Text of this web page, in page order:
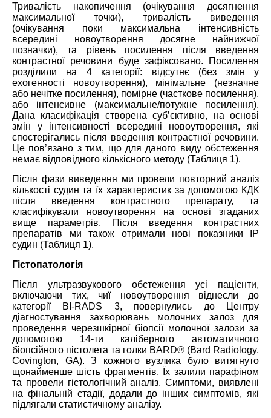
Тривалість накопичення (очікування досягнення
максимальної точки), тривалість виведення
(очікування поки максимальна інтенсивність
всередині новоутворення досягне найнижчої
позначки), та рівень посилення після введення
контрастної речовини буде зафіксовано. Посилення
розділили на 4 категорії: відсутнє (без змін у
ехогенності новоутворення), мінімальне (незначне
або нечітке посилення), помірне (часткове посилення),
або інтенсивне (максимальне/потужне посилення).
Дана класифікація створена суб’єктивно, на основі
змін у інтенсивності всередині новоутворення, які
спостерігались після введення контрастної речовини.
Це пов’язано з тим, що для даного виду обстеження
немає відповідного кількісного методу (Таблиця 1).
Після фази виведення ми провели повторний аналіз
кількості судин та їх характеристик за допомогою КДК
після введення контрастного препарату, та
класифікували новоутворення на основі згаданих
вище параметрів. Після введення контрастних
препаратів ми також отримали нові показники ІР
судин (Таблиця 1).
Гістопатологія
Після ультразвукового обстеження усі пацієнти,
включаючи тих, чиї новоутворення віднесли до
категорії BI-RADS 3, повернулись до Центру
діагностування захворювань молочних залоз для
проведення черезшкірної біопсії молочної залози за
допомогою 14-ти каліберного автоматичного
біопсійного пістолета та голки BARD® (Bard Radiology,
Covington, GA). З кожного вузлика було витягнуто
щонайменше шість фрагментів. Їх залили парафіном
та провели гістологічний аналіз. Симптоми, виявлені
на фінальній стадії, додали до інших симптомів, які
підлягали статистичному аналізу.